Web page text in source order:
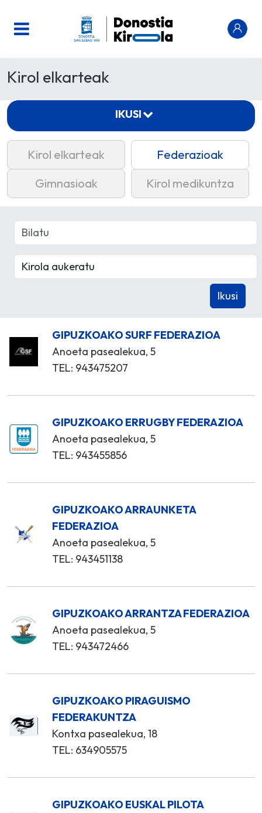
Kirol elkarteak
Kirol elkarteak
Federazioak
Gimnasioak
Kirol medikuntza
GIPUZKOAKO SURF FEDERAZIOA
Anoeta pasealekua, 5
TEL: 943475207
GIPUZKOAKO ERRUGBY FEDERAZIOA
Anoeta pasealekua, 5
TEL: 943455856
GIPUZKOAKO ARRAUNKETA
FEDERAZIOA
Anoeta pasealekua, 5
TEL: 943451138
GIPUZKOAKO ARRANTZA FEDERAZIOA
Anoeta pasealekua, 5
TEL: 943472466
GIPUZKOAKO PIRAGUISMO
FEDERAKUNTZA
Kontxa pasealekua, 18
TEL: 634905575
GIPUZKOAKO EUSKAL PILOTA
IKUSI